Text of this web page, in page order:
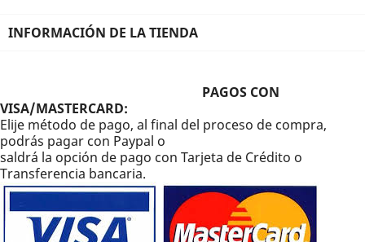
INFORMACIÓN DE LA TIENDA
PAGOS CON
VISA/MASTERCARD:
Elije método de pago, al final del proceso de compra,
podrás pagar con Paypal o
saldrá la opción de pago con Tarjeta de Crédito o
Transferencia bancaria.